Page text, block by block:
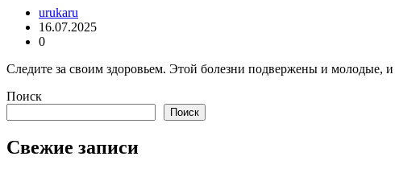
urukaru
16.07.2025
0
Следите за своим здоровьем. Этой болезни подвержены и
Поиск
Поиск
Свежие записи